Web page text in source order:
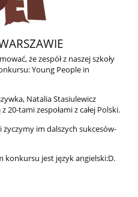
że zespół z naszej szkoły
Young People in
Natalia Stasiulewicz
20-tami zespołami z całej Polski.
im dalszych sukcesów-
konkursu jest język angielski:D.